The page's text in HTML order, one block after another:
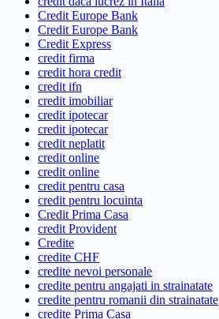
Credit Europe Bank
Credit Europe Bank
Credit Express
credit firma
credit hora credit
credit ifn
credit imobiliar
credit ipotecar
credit ipotecar
credit neplatit
credit online
credit online
credit pentru casa
credit pentru locuinta
Credit Prima Casa
credit Provident
Credite
credite CHF
credite nevoi personale
credite pentru angajati in strainatate
credite pentru romanii din strainatate
credite Prima Casa